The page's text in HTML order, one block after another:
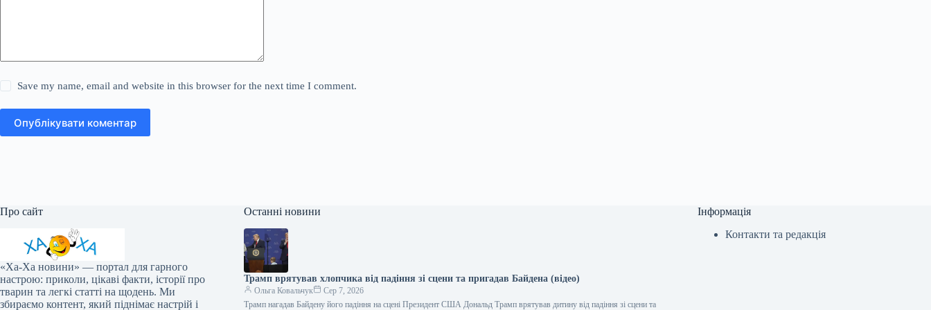
Save my name, email and website in this browser for the next time I comment.
Опублікувати коментар
Про сайт
«Ха-Ха новини» — портал для гарного
настрою: приколи, цікаві факти, історії про
тварин та легкі статті на щодень. Ми
збираємо контент, який піднімає настрій і
Останні новини
Трамп врятував хлопчика від падіння зі сцени та пригадав Байдена (відео)
Ольга Ковальчук
Сер 7, 2026
Трамп нагадав Байдену його падіння на сцені Президент США Дональд Трамп врятував дитину від падіння зі сцени та
Інформація
Контакти та редакція